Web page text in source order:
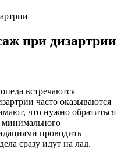
при дизартрии
встречаются
часто оказываются
что нужно обратиться
минимального
проводить
сразу идут на лад.